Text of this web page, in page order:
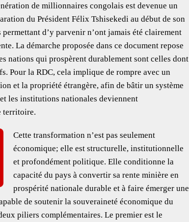
de millionnaires congolais est devenue un
du Président Félix Tshisekedi au début de son
d’y parvenir n’ont jamais été clairement
La démarche proposée dans ce document repose
nations qui prospèrent durablement sont celles dont
Pour la RDC, cela implique de rompre avec un
et la propriété étrangère, afin de bâtir un système
les institutions nationales deviennent
territoire.
Cette transformation n’est pas seulement
économique; elle est structurelle, institutionnelle
et profondément politique. Elle conditionne la
capacité du pays à convertir sa rente minière en
prospérité nationale durable et à faire émerger une
de soutenir la souveraineté économique du
piliers complémentaires. Le premier est le